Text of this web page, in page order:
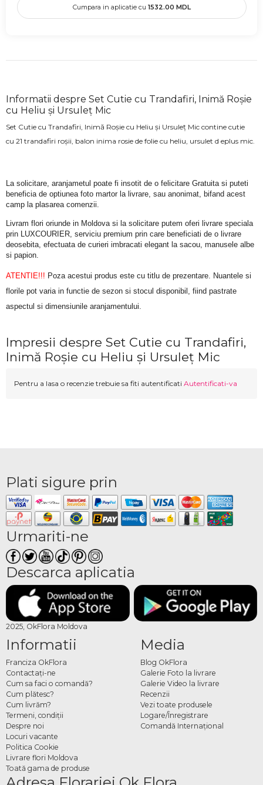
Cumpara in aplicatie cu 1532.00 MDL
Informatii despre Set Cutie cu Trandafiri, Inimă Roșie
cu Heliu și Ursuleț Mic
Set Cutie cu Trandafiri, Inimă Roșie cu Heliu și Ursuleț Mic contine cutie
cu 21 trandafiri roșii, balon inima rosie de folie cu heliu, ursulet d eplus mic.
La solicitare, aranjametul poate fi insotit de o felicitare Gratuita si puteti
beneficia de optiunea foto martor la livrare, sau anonimat, bifand acest
camp la plasarea comenzii.
Livram flori oriunde in Moldova si la solicitare putem oferi livrare speciala
prin LUXCOURIER, serviciu premium prin care beneficiati de o livrare
deosebita, efectuata de curieri imbracati elegant la sacou, manusele albe
si papion.
ATENTIE!!! Poza acestui produs este cu titlu de prezentare. Nuantele si
florile pot varia in functie de sezon si stocul disponibil, fiind pastrate
aspectul si dimensiunile aranjamentului.
Impresii despre Set Cutie cu Trandafiri,
Inimă Roșie cu Heliu și Ursuleț Mic
Pentru a lasa o recenzie trebuie sa fiti autentificati Autentificati-va
Plati sigure prin
Urmariti-ne
Descarca aplicatia
2025, OkFlora Moldova
Informatii
Franciza OkFlora
Contactaţi-ne
Cum sa faci o comandă?
Cum plătesc?
Cum livrăm?
Termeni, condiţii
Despre noi
Locuri vacante
Politica Cookie
Livrare flori Moldova
Toată gama de produse
Media
Blog OkFlora
Galerie Foto la livrare
Galerie Video la livrare
Recenzii
Vezi toate produsele
Logare/Înregistrare
Comandă Internațional